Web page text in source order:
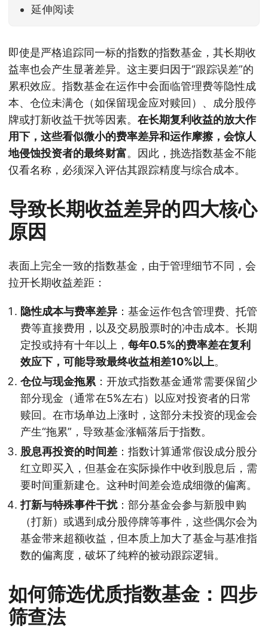
延伸阅读
即使是严格追踪同一标的指数的指数基金，其长期收
益率也会产生显著差异。这主要归因于“跟踪误差”的
累积效应。指数基金在运作中会面临管理费等隐性成
本、仓位未满仓（如保留现金应对赎回）、成分股停
牌或打新收益干扰等因素。 在长期复利收益的放大作
用下，这些看似微小的费率差异和运作摩擦，会惊人
地侵蚀投资者的最终财富。因此，挑选指数基金不能
仅看名称，必须深入评估其跟踪精度与综合成本。
导致长期收益差异的四大核心
原因
表面上完全一致的指数基金，由于管理细节不同，会
拉开长期收益差距：
隐性成本与费率差异 ：基金运作包含管理费、托管
费等直接费用，以及交易股票时的冲击成本。长期
定投或持有十年以上， 每年0.5%的费率差在复利
效应下，可能导致最终收益相差10%以上。
仓位与现金拖累 ：开放式指数基金通常需要保留少
部分现金（通常在5%左右）以应对投资者的日常
赎回。在市场单边上涨时，这部分未投资的现金会
产生“拖累”，导致基金涨幅落后于指数。
股息再投资的时间差 ：指数计算通常假设成分股分
红立即买入，但基金在实际操作中收到股息后，需
要时间重新建仓。这种时间差会造成细微的偏离。
打新与特殊事件干扰：部分基金会参与新股申购
（打新）或遇到成分股停牌等事件，这些偶尔会为
基金带来超额收益，但本质上加大了基金与基准指
数的偏离度，破坏了纯粹的被动跟踪逻辑。
如何筛选优质指数基金：四步
筛查法